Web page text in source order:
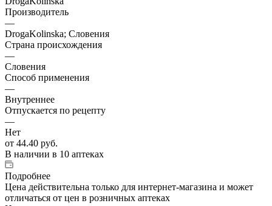
Производитель
—
DrogaKolinska; Словения
Страна происхождения
—
Словения
Способ применения
—
Внутреннее
Отпускается по рецепту
—
Нет
от 44.40 руб.
В наличии в 10 аптеках
Подробнее
Цена действительна только для интернет-магазина и может
отличаться от цен в розничных аптеках